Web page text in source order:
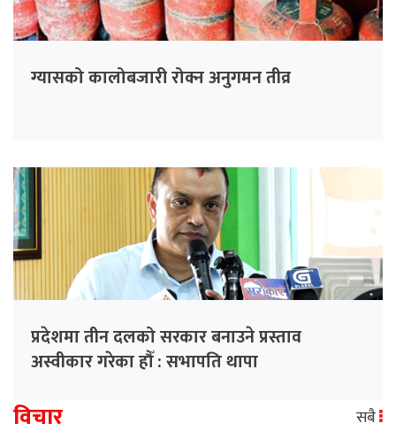
ग्यासको कालोबजारी रोक्न अनुगमन तीव्र
प्रदेशमा तीन दलको सरकार बनाउने प्रस्ताव
अस्वीकार गरेका हौँ : सभापति थापा
विचार सबै